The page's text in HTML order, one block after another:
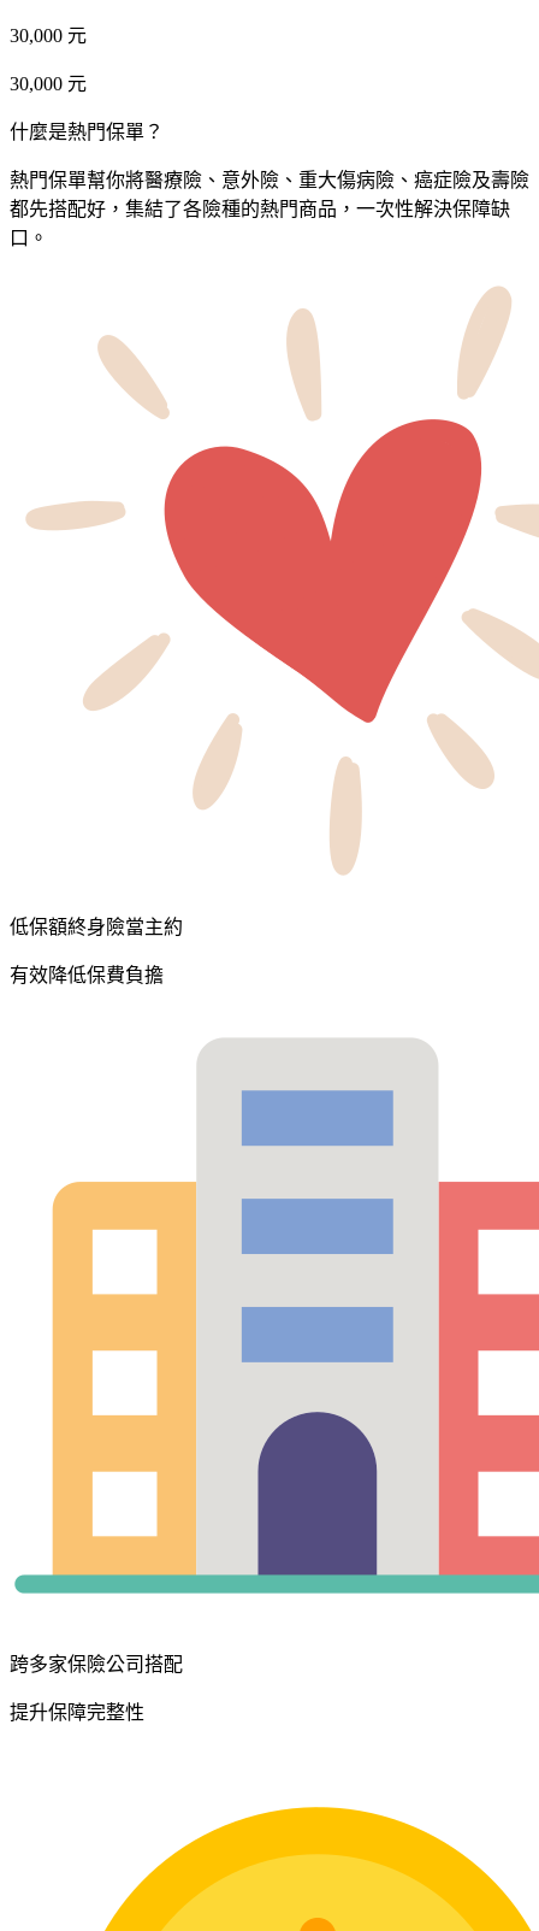
30,000 元
30,000 元
什麼是熱門保單？
熱門保單幫你將醫療險、意外險、重大傷病險、癌症險及壽險
都先搭配好，集結了各險種的熱門商品，一次性解決保障缺
口。
低保額終身險當主約
有效降低保費負擔
跨多家保險公司搭配
提升保障完整性